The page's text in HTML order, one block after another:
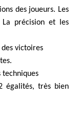
des joueurs. Les
La précision et les
victoires
techniques
égalités, très bien